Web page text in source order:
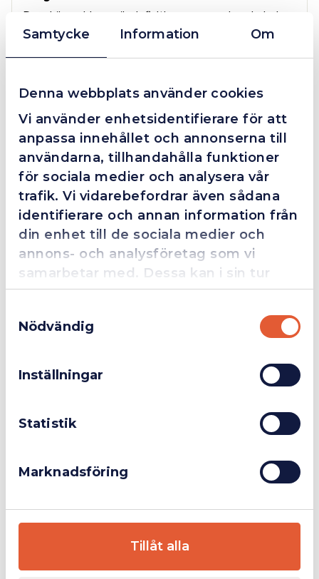
Samtycke Information Om
Denna webbplats använder cookies
Vi använder enhetsidentifierare för att
anpassa innehållet och annonserna till
användarna, tillhandahålla funktioner
för sociala medier och analysera vår
trafik. Vi vidarebefordrar även sådana
identifierare och annan information från
din enhet till de sociala medier och
annons- och analysföretag som vi
samarbetar med. Dessa kan i sin tur
kombinera informationen med annan
information som du har tillhandahållit
eller som de har samlat in när du har
Nödvändig
Inställningar
Statistik
Marknadsföring
Tillåt alla
Exkl. moms
Privatperson Inkl. moms
4.4 10 Reviews
Dom här grabbarna är definitionen av serviceminded.
Trots en billigare order, som det blev lite strul med,
förväntan. Hade kontakt med Alexander, som förtjänar
Beskrivning
WERA 8790 HMC HF 6-KANTHYLSA
Välj alternativ i listorna.